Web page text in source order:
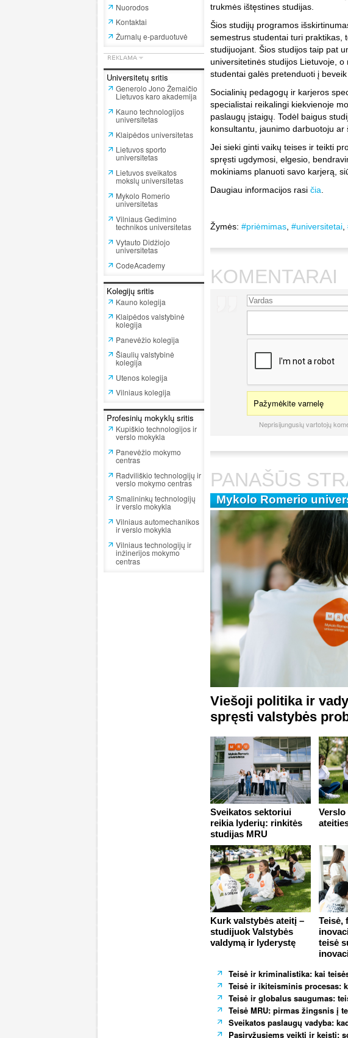
Nuorodos
Kontaktai
Žurnalų e-parduotuvė
Universitetų sritis
Generolo Jono Žemaičio
Lietuvos karo akademija
Kauno technologijos
universitetas
Klaipėdos universitetas
Lietuvos sporto
universitetas
Lietuvos sveikatos
mokslų universitetas
Mykolo Romerio
universitetas
Vilniaus Gedimino
technikos universitetas
Vytauto Didžiojo
universitetas
CodeAcademy
Kolegijų sritis
Kauno kolegija
Klaipėdos valstybinė
kolegija
Panevėžio kolegija
Šiaulių valstybinė
kolegija
Utenos kolegija
Vilniaus kolegija
Profesinių mokyklų sritis
Kupiškio technologijos ir
verslo mokykla
Panevėžio mokymo
centras
Radviliškio technologijų ir
verslo mokymo centras
Smalininkų technologijų
ir verslo mokykla
Vilniaus automechanikos
ir verslo mokykla
Vilniaus technologijų ir
inžinerijos mokymo
centras
trukmės ištęstines studijas.
Šios studijų programos
semestrus studentai turi praktikas,
studijuojant. Šios studijos taip pat
universitetinės studijos Lietuvoje,
studentai galės pretenduoti į
Socialinių pedagogų ir karjeros
specialistai reikalingi kiekvienoje
paslaugų įstaigų. Todėl baigus
konsultantu, jaunimo darbuotoju ar
Jei sieki ginti vaikų teises ir teikti
spręsti ugdymosi, elgesio,
mokiniams planuoti savo karjerą,
Daugiau informacijos rasi čia
Žymės: #priėmimas #universitetai
KOMENTARAI
Pažymėkite varnelę
Neprisijungusių vartotojų
PANAŠŪS
Mykolo Romerio
Viešoji politika ir
spręsti valstybės
Sveikatos sektoriui
reikia lyderių: rinkitės
studijas MRU
Verslo
Kurk valstybės ateitį –
studijuok Valstybės
valdymą ir lyderystę
Teisė,
teisė
Teisė ir kriminalistika: kai
Teisė ir ikiteisminis procesas:
Teisė ir globalus saugumas:
Teisė MRU: pirmas žingsnis į
Sveikatos paslaugų vadyba:
Pasiryžusiems veikti ir keisti: